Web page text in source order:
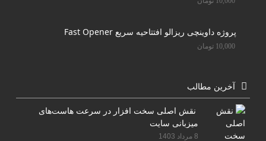
پروژه داوینچی ریزالو افتتاحیه سریع Fast Opener
10,000 تومان
آخرین مطالب
نقش اصلی سخت افزار در سرعت هاست‌های
میزبانی سایت
8 مرداد 1403